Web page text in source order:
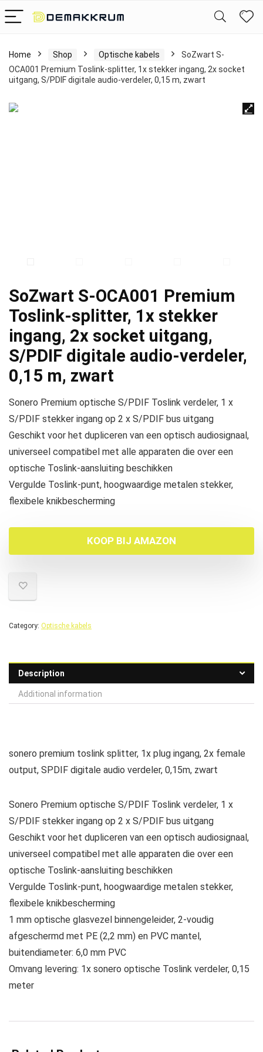
Home Shop Optische kabels
SoZwart S-
OCA001 Premium Toslink-splitter, 1x stekker ingang, 2x socket
uitgang, S/PDIF digitale audio-verdeler, 0,15 m, zwart
SoZwart S-OCA001 Premium
Toslink-splitter, 1x stekker
ingang, 2x socket uitgang,
S/PDIF digitale audio-verdeler,
0,15 m, zwart
Sonero Premium optische S/PDIF Toslink verdeler, 1 x
S/PDIF stekker ingang op 2 x S/PDIF bus uitgang
Geschikt voor het dupliceren van een optisch audiosignaal,
universeel compatibel met alle apparaten die over een
optische Toslink-aansluiting beschikken
Vergulde Toslink-punt, hoogwaardige metalen stekker,
flexibele knikbescherming
KOOP BIJ AMAZON
Category: Optische kabels
Description
Additional information
sonero premium toslink splitter, 1x plug ingang, 2x female
output, SPDIF digitale audio verdeler, 0,15m, zwart
Sonero Premium optische S/PDIF Toslink verdeler, 1 x
S/PDIF stekker ingang op 2 x S/PDIF bus uitgang
Geschikt voor het dupliceren van een optisch audiosignaal,
universeel compatibel met alle apparaten die over een
optische Toslink-aansluiting beschikken
Vergulde Toslink-punt, hoogwaardige metalen stekker,
flexibele knikbescherming
1 mm optische glasvezel binnengeleider, 2-voudig
afgeschermd met PE (2,2 mm) en PVC mantel,
buitendiameter: 6,0 mm PVC
Omvang levering: 1x sonero optische Toslink verdeler, 0,15
meter